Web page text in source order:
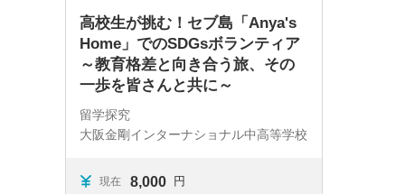
高校生が挑む！セブ島「Anya's
Home」でのSDGsボランティア
～教育格差と向き合う旅、その
一歩を皆さんと共に～
留学探究
大阪金剛インターナショナル中高等学校
現在 8,000 円